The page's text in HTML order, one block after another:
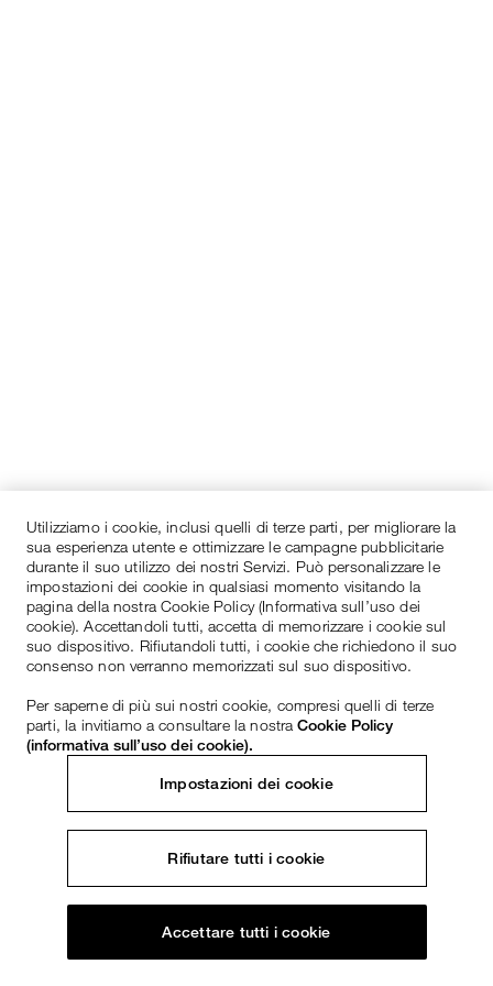
Utilizziamo i cookie, inclusi quelli di terze parti, per migliorare la
sua esperienza utente e ottimizzare le campagne pubblicitarie
durante il suo utilizzo dei nostri Servizi. Può personalizzare le
impostazioni dei cookie in qualsiasi momento visitando la
pagina della nostra Cookie Policy (Informativa sull’uso dei
cookie). Accettandoli tutti, accetta di memorizzare i cookie sul
suo dispositivo. Rifiutandoli tutti, i cookie che richiedono il suo
consenso non verranno memorizzati sul suo dispositivo.
Per saperne di più sui nostri cookie, compresi quelli di terze
parti, la invitiamo a consultare la nostraCookie Policy
(informativa sull’uso dei cookie).
Impostazioni dei cookie
Rifiutare tutti i cookie
Accettare tutti i cookie